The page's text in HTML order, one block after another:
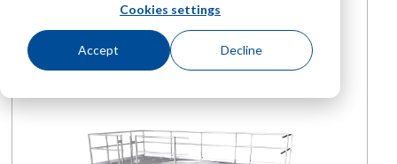
Cookies settings
Accept Decline